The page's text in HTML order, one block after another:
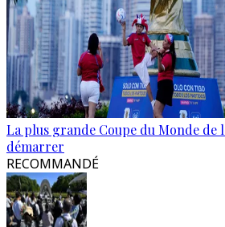
La plus grande Coupe du Monde de
démarrer
RECOMMANDÉ